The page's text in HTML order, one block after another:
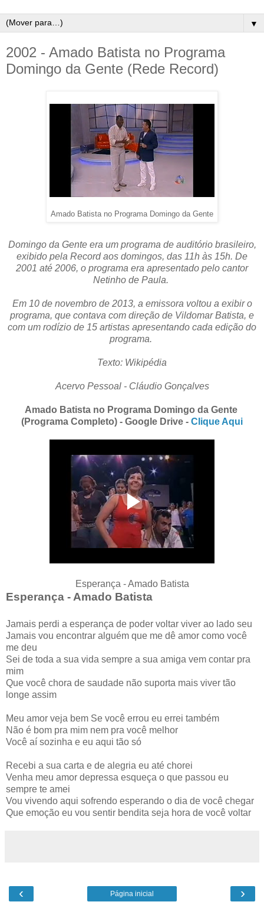
▼
2002 - Amado Batista no Programa
Domingo da Gente (Rede Record)
Amado Batista no Programa Domingo da Gente
Domingo da Gente era um programa de auditório brasileiro,
exibido pela Record aos domingos, das 11h às 15h. De
2001 até 2006, o programa era apresentado pelo cantor
Netinho de Paula.
Em 10 de novembro de 2013, a emissora voltou a exibir o
programa, que contava com direção de Vildomar Batista, e
com um rodízio de 15 artistas apresentando cada edição do
programa.
Texto: Wikipédia
Acervo Pessoal - Cláudio Gonçalves
Amado Batista no Programa Domingo da Gente
(Programa Completo) - Google Drive - Clique Aqui
Esperança - Amado Batista
Esperança - Amado Batista
Jamais perdi a esperança de poder voltar viver ao lado seu
Jamais vou encontrar alguém que me dê amor como você
me deu
Sei de toda a sua vida sempre a sua amiga vem contar pra
mim
Que você chora de saudade não suporta mais viver tão
longe assim
Meu amor veja bem Se você errou eu errei também
Não é bom pra mim nem pra você melhor
Você aí sozinha e eu aqui tão só
Recebi a sua carta e de alegria eu até chorei
Venha meu amor depressa esqueça o que passou eu
sempre te amei
Vou vivendo aqui sofrendo esperando o dia de você chegar
Que emoção eu vou sentir bendita seja hora de você voltar
‹ ›
Página inicial